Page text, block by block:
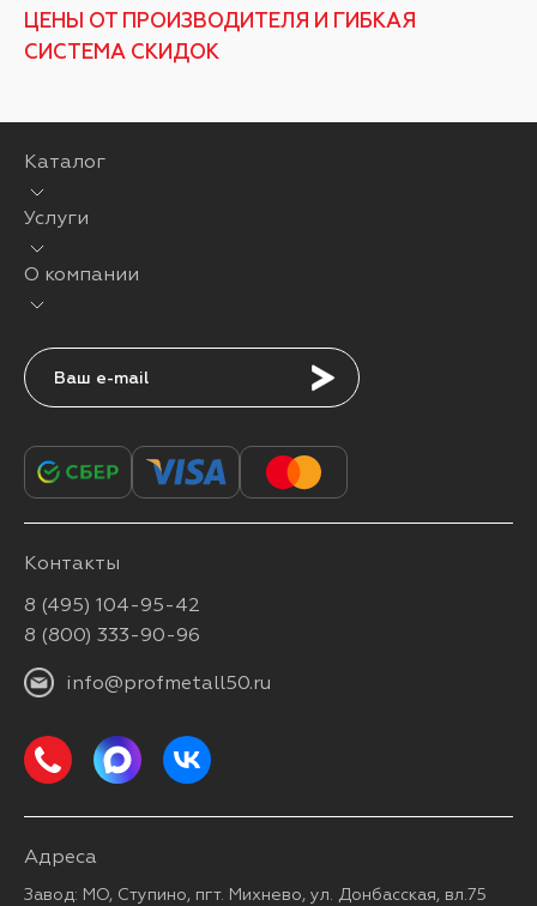
ЦЕНЫ ОТ ПРОИЗВОДИТЕЛЯ И ГИБКАЯ
СИСТЕМА СКИДОК
Каталог
Услуги
О компании
Подписаться
Контакты
8 (495) 104-95-42
8 (800) 333-90-96
info@profmetall50.ru
Адреса
Завод: МО, Ступино, пгт. Михнево, ул. Донбасская, вл.75